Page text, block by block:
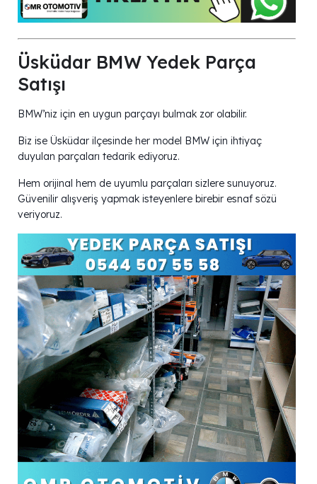
Üsküdar BMW Yedek Parça
Satışı
BMW’niz için en uygun parçayı bulmak zor olabilir.
Biz ise Üsküdar ilçesinde her model BMW için ihtiyaç
duyulan parçaları tedarik ediyoruz.
Hem orijinal hem de uyumlu parçaları sizlere sunuyoruz.
Güvenilir alışveriş yapmak isteyenlere birebir esnaf sözü
veriyoruz.